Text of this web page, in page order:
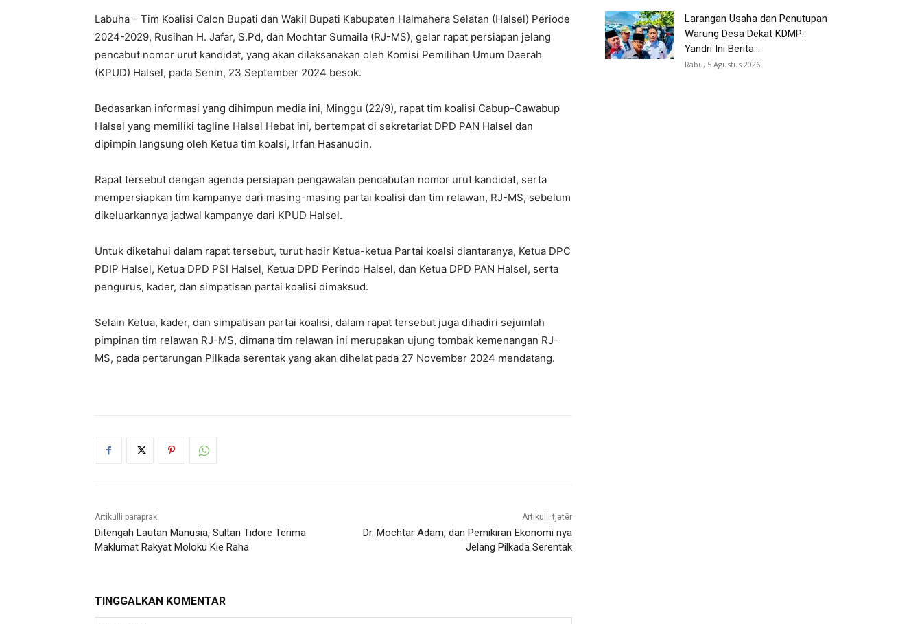
Labuha – Tim Koalisi Calon Bupati dan Wakil Bupati Kabupaten Halmahera Selatan (Halsel) Periode
2024-2029, Rusihan H. Jafar, S.Pd, dan Mochtar Sumaila (RJ-MS), gelar rapat persiapan jelang
pencabut nomor urut kandidat, yang akan dilaksanakan oleh Komisi Pemilihan Umum Daerah
(KPUD) Halsel, pada Senin, 23 September 2024 besok.
Bedasarkan informasi yang dihimpun media ini, Minggu (22/9), rapat tim koalisi Cabup-Cawabup
Halsel yang memiliki tagline Halsel Hebat ini, bertempat di sekretariat DPD PAN Halsel dan
dipimpin langsung oleh Ketua tim koalsi, Irfan Hasanudin.
Rapat tersebut dengan agenda persiapan pengawalan pencabutan nomor urut kandidat, serta
mempersiapkan tim kampanye dari masing-masing partai koalisi dan tim relawan, RJ-MS, sebelum
dikeluarkannya jadwal kampanye dari KPUD Halsel.
Untuk diketahui dalam rapat tersebut, turut hadir Ketua-ketua Partai koalsi diantaranya, Ketua DPC
PDIP Halsel, Ketua DPD PSI Halsel, Ketua DPD Perindo Halsel, dan Ketua DPD PAN Halsel, serta
pengurus, kader, dan simpatisan partai koalisi dimaksud.
Selain Ketua, kader, dan simpatisan partai koalisi, dalam rapat tersebut juga dihadiri sejumlah
pimpinan tim relawan RJ-MS, dimana tim relawan ini merupakan ujung tombak kemenangan RJ-
MS, pada pertarungan Pilkada serentak yang akan dihelat pada 27 November 2024 mendatang.
Artikulli paraprak
Ditengah Lautan Manusia, Sultan Tidore Terima
Maklumat Rakyat Moloku Kie Raha
Artikulli tjetër
Dr. Mochtar Adam, dan Pemikiran Ekonomi nya
Jelang Pilkada Serentak
TINGGALKAN KOMENTAR
Larangan Usaha dan Penutupan
Warung Desa Dekat KDMP:
Yandri Ini Berita...
Rabu, 5 Agustus 2026